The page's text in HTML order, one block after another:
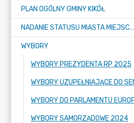
PLAN OGÓLNY GMINY KIKÓŁ
NADANIE STATUSU MIASTA MIEJSCOWOŚCI KIKÓŁ
WYBORY
WYBORY PREZYDENTA RP 2025
WYBORY SAMORZĄDOWE 2024